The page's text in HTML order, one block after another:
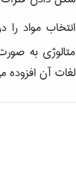
انتخاب مواد را
متالوژی به
لغات آن افزوده